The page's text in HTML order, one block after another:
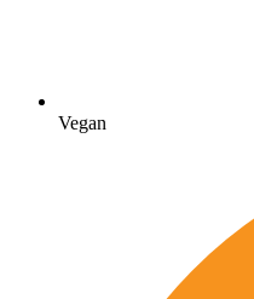
Vegan